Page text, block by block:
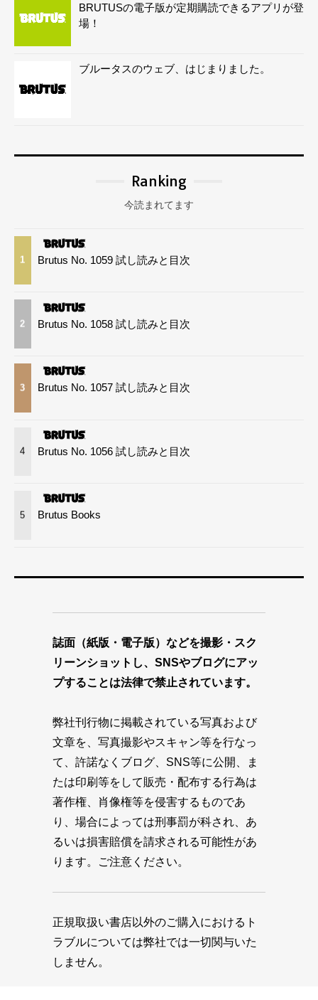
BRUTUSの電子版が定期購読できるアプリが登
場！
ブルータスのウェブ、はじまりました。
Ranking
今読まれてます
1 Brutus No. 1059 試し読みと目次
2 Brutus No. 1058 試し読みと目次
3 Brutus No. 1057 試し読みと目次
4 Brutus No. 1056 試し読みと目次
5 Brutus Books
誌面（紙版・電子版）などを撮影・スク
リーンショットし、SNSやブログにアッ
プすることは法律で禁止されています。
弊社刊行物に掲載されている写真および
文章を、写真撮影やスキャン等を行なっ
て、許諾なくブログ、SNS等に公開、ま
たは印刷等をして販売・配布する行為は
著作権、肖像権等を侵害するものであ
り、場合によっては刑事罰が科され、あ
るいは損害賠償を請求される可能性があ
ります。ご注意ください。
正規取扱い書店以外のご購入におけるト
ラブルについては弊社では一切関与いた
しません。